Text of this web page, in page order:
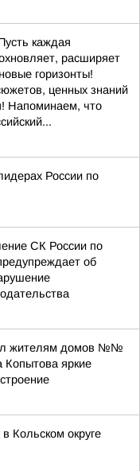
каждая
расширяет
горизонты!
ценных знаний
Напоминаем, что
России по
СК России по
об
жителям домов №№
Копытова яркие
Кольском округе